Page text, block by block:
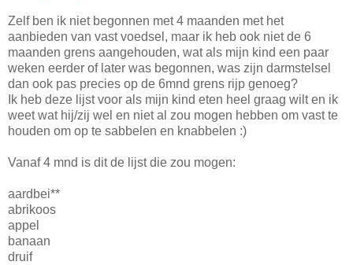
Zelf ben ik niet begonnen met 4 maanden met het
aanbieden van vast voedsel, maar ik heb ook niet de 6
maanden grens aangehouden, wat als mijn kind een paar
weken eerder of later was begonnen, was zijn darmstelsel
dan ook pas precies op de 6mnd grens rijp genoeg?
Ik heb deze lijst voor als mijn kind eten heel graag wilt en ik
weet wat hij/zij wel en niet al zou mogen hebben om vast te
houden om op te sabbelen en knabbelen :)
Vanaf 4 mnd is dit de lijst die zou mogen:
aardbei**
abrikoos
appel
banaan
druif